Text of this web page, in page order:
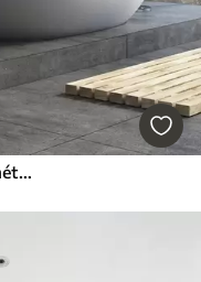
Peintures murales Abstraction géométrique